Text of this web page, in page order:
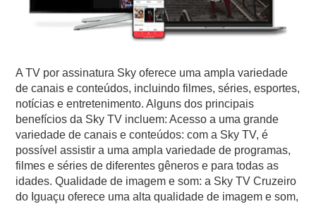
A TV por assinatura Sky oferece uma ampla variedade
de canais e conteúdos, incluindo filmes, séries, esportes,
notícias e entretenimento. Alguns dos principais
benefícios da Sky TV incluem: Acesso a uma grande
variedade de canais e conteúdos: com a Sky TV, é
possível assistir a uma ampla variedade de programas,
filmes e séries de diferentes gêneros e para todas as
idades. Qualidade de imagem e som: a Sky TV Cruzeiro
do Iguaçu oferece uma alta qualidade de imagem e som,